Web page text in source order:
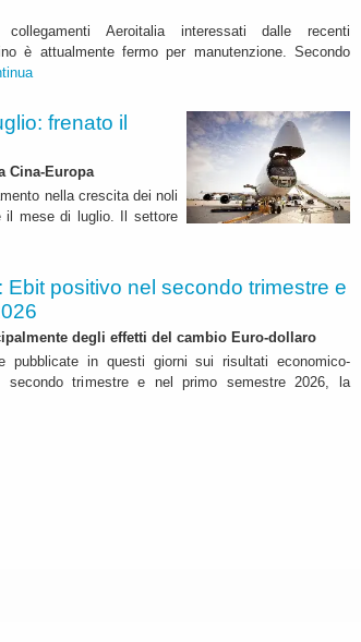
collegamenti Aeroitalia interessati dalle recenti
è attualmente fermo per manutenzione. Secondo
frenato il
Cina-Europa
nella crescita dei noli
il mese di luglio. Il settore
Ebit positivo nel secondo trimestre e
degli effetti del cambio Euro-dollaro
pubblicate in questi giorni sui risultati economico-
trimestre e nel primo semestre 2026, la